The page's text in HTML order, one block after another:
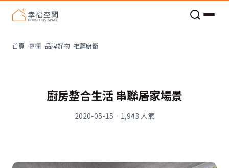
首頁 專欄 品牌好物 推薦廚衛
廚房整合生活 串聯居家場景
2020-05-15 · 1,943 人氣